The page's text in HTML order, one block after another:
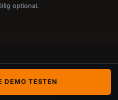
optional.
DEMO TESTEN